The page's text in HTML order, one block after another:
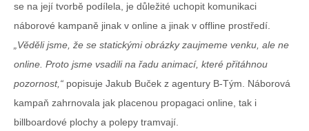
se na její tvorbě podílela, je důležité uchopit komunikaci
náborové kampaně jinak v online a jinak v offline prostředí.
Věděli jsme, že se statickými obrázky zaujmeme venku, ale ne
online. Proto jsme vsadili na řadu animací, které přitáhnou
pozornost,“ popisuje Jakub Buček z agentury B-Tým. Náborová
kampaň zahrnovala jak placenou propagaci online, tak i
billboardové plochy a polepy tramvají.